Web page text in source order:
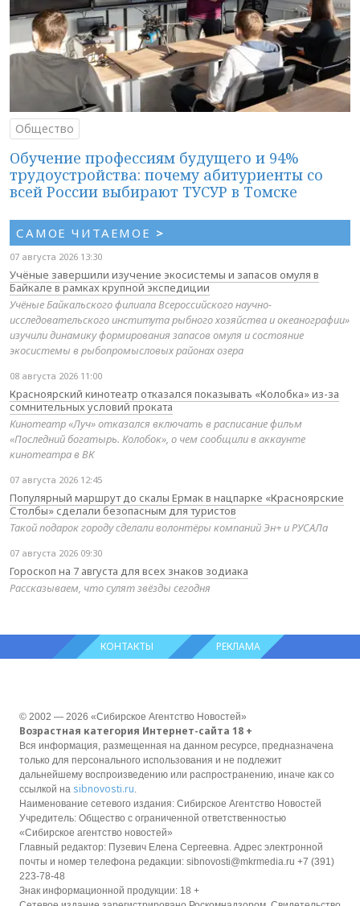
Общество
Обучение профессиям будущего и 94%
трудоустройства: почему абитуриенты со
всей России выбирают ТУСУР в Томске
САМОЕ ЧИТАЕМОЕ >
07 августа 2026 13:30
Учёные завершили изучение экосистемы и запасов омуля в
Байкале в рамках крупной экспедиции
Учёные Байкальского филиала Всероссийского научно-
исследовательского института рыбного хозяйства и океанографии»
изучили динамику формирования запасов омуля и состояние
экосистемы в рыбопромысловых районах озера
08 августа 2026 11:00
Красноярский кинотеатр отказался показывать «Колобка» из-за
сомнительных условий проката
Кинотеатр «Луч» отказался включать в расписание фильм
«Последний богатырь. Колобок», о чем сообщили в аккаунте
кинотеатра в ВК
07 августа 2026 12:45
Популярный маршрут до скалы Ермак в нацпарке «Красноярские
Столбы» сделали безопасным для туристов
Такой подарок городу сделали волонтёры компаний Эн+ и РУСАЛа
07 августа 2026 09:30
Гороскоп на 7 августа для всех знаков зодиака
Рассказываем, что сулят звёзды сегодня
КОНТАКТЫ РЕКЛАМА
© 2002 — 2026 «Сибирское Агентство Новостей»
Возрастная категория Интернет-сайта 18 +
Вся информация, размещенная на данном ресурсе, предназначена
только для персонального использования и не подлежит
дальнейшему воспроизведению или распространению, иначе как со
ссылкой на sibnovosti.ru.
Наименование сетевого издания: Сибирское Агентство Новостей
Учредитель: Общество с ограниченной ответственностью
«Сибирское агентство новостей»
Главный редактор: Пузевич Елена Сергеевна. Адрес электронной
почты и номер телефона редакции: sibnovosti@mkrmedia.ru +7 (391)
223-78-48
Знак информационной продукции: 18 +